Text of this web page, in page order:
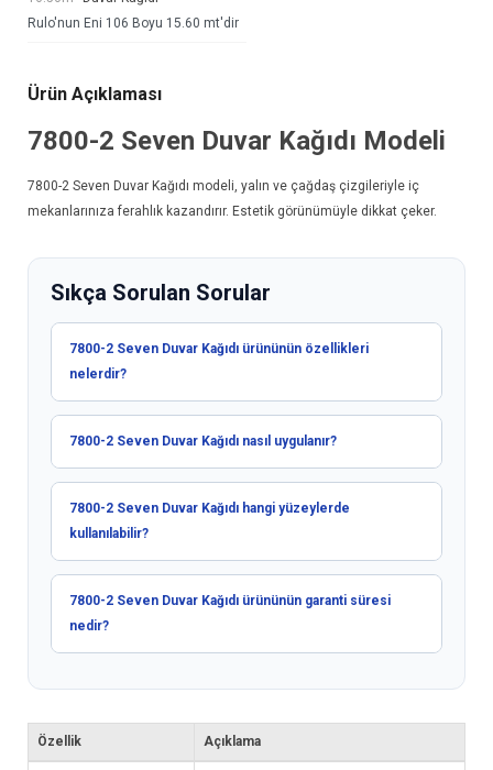
Rulo'nun Eni 106 Boyu 15.60 mt'dir
Ürün Açıklaması
7800-2 Seven Duvar Kağıdı Modeli
7800-2 Seven Duvar Kağıdı modeli, yalın ve çağdaş çizgileriyle iç
mekanlarınıza ferahlık kazandırır. Estetik görünümüyle dikkat çeker.
Sıkça Sorulan Sorular
7800-2 Seven Duvar Kağıdı ürününün özellikleri
nelerdir?
7800-2 Seven Duvar Kağıdı nasıl uygulanır?
7800-2 Seven Duvar Kağıdı hangi yüzeylerde
kullanılabilir?
7800-2 Seven Duvar Kağıdı ürününün garanti süresi
nedir?
Özellik Açıklama